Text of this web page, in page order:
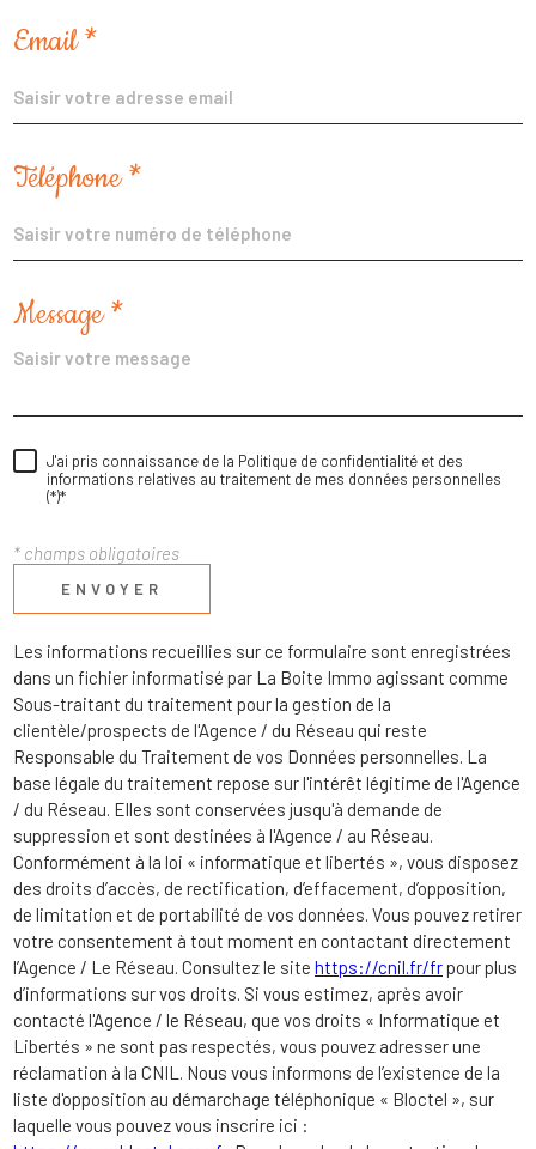
Email *
Téléphone *
Message *
J'ai pris connaissance de la Politique de confidentialité et des
informations relatives au traitement de mes données personnelles
(*)*
* champs obligatoires
ENVOYER
Les informations recueillies sur ce formulaire sont enregistrées
dans un fichier informatisé par La Boite Immo agissant comme
Sous-traitant du traitement pour la gestion de la
clientèle/prospects de l'Agence / du Réseau qui reste
Responsable du Traitement de vos Données personnelles. La
base légale du traitement repose sur l'intérêt légitime de l'Agence
/ du Réseau. Elles sont conservées jusqu'à demande de
suppression et sont destinées à l'Agence / au Réseau.
Conformément à la loi « informatique et libertés », vous disposez
des droits d’accès, de rectification, d’effacement, d’opposition,
de limitation et de portabilité de vos données. Vous pouvez retirer
votre consentement à tout moment en contactant directement
l’Agence / Le Réseau. Consultez le site https://cnil.fr/frpour plus
d’informations sur vos droits. Si vous estimez, après avoir
contacté l'Agence / le Réseau, que vos droits « Informatique et
Libertés » ne sont pas respectés, vous pouvez adresser une
réclamation à la CNIL. Nous vous informons de l’existence de la
liste d'opposition au démarchage téléphonique « Bloctel », sur
laquelle vous pouvez vous inscrire ici :